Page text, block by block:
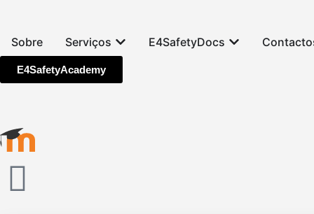
Sobre Serviços E4SafetyDocs
E4SafetyAcademy